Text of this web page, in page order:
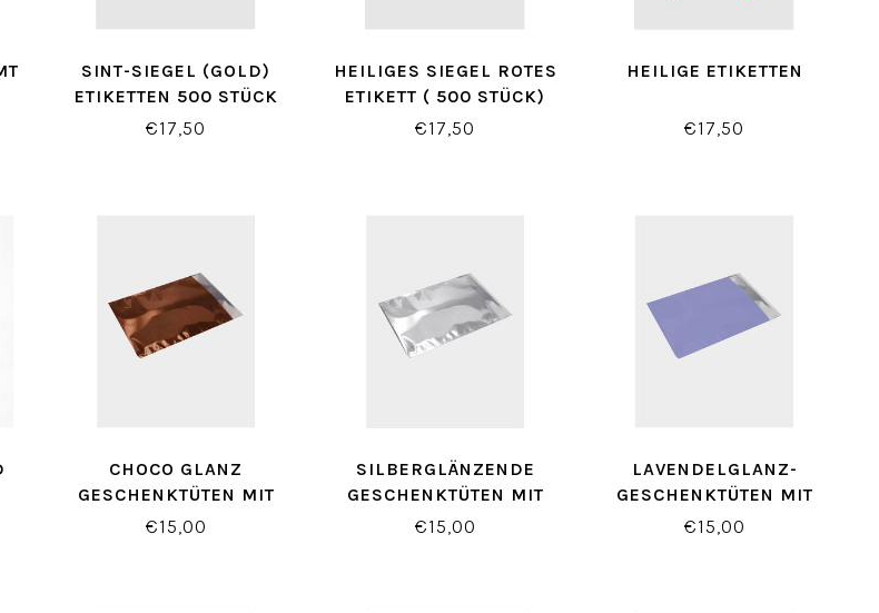
SINT-SIEGEL (GOLD)
ETIKETTEN 500 STÜCK
€17,50
HEILIGES SIEGEL ROTES
ETIKETT ( 500 STÜCK)
€17,50
HEILIGE ETIKETTEN
€17,50
CHOCO GLANZ
GESCHENKTÜTEN MIT
SELBSTVERSCHLUSS
€15,00
SILBERGLÄNZENDE
GESCHENKTÜTEN MIT
SELBSTVERSCHLUSS
€15,00
LAVENDELGLANZ-
GESCHENKTÜTEN MIT
SELBSTVERSCHLUSS
€15,00